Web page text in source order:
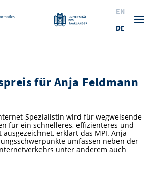
BewerberInnen
SchülerInnen
den SIC
Studierende
EN
DE
für Anja Feldmann
Spezialistin wird für wegweisende
für ein schnelleres, effizienteres und
erklärt das MPI. Anja
umfassen neben der
unter anderem auch